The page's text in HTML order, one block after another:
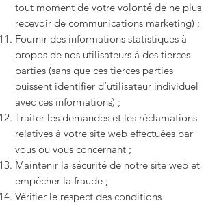
tout moment de votre volonté de ne plus
recevoir de communications marketing) ;
Fournir des informations statistiques à
propos de nos utilisateurs à des tierces
parties (sans que ces tierces parties
puissent identifier d’utilisateur individuel
avec ces informations) ;
Traiter les demandes et les réclamations
relatives à votre site web effectuées par
vous ou vous concernant ;
Maintenir la sécurité de notre site web et
empêcher la fraude ;
Vérifier le respect des conditions